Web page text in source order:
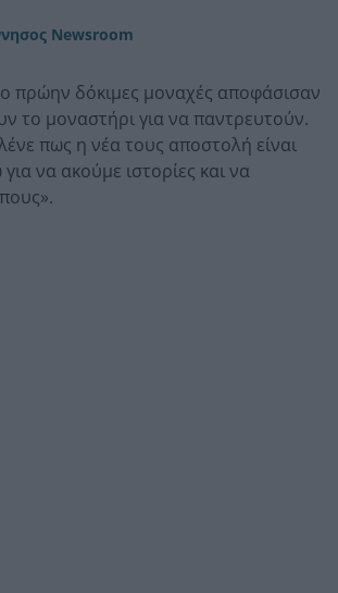
Newsroom
πρώην δόκιμες μοναχές αποφάσισαν
το μοναστήρι για να παντρευτούν.
πως η νέα τους αποστολή είναι
να ακούμε ιστορίες και να